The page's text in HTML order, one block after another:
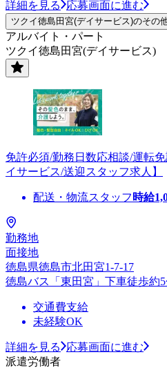
詳細を見る 応募画面に進む
ツクイ徳島田宮(デイサービス)のその
アルバイト・パート
ツクイ徳島田宮(デイサービス)
免許必須/勤務日数応相談/運転
イサービス/送迎スタッフ求人】
配送・物流スタッフ 時給
勤務地
面接地
徳島県徳島市北田宮1-7-17
徳島バス「東田宮」下車徒歩約5
交通費支給
未経験OK
詳細を見る
応募画面に進む
派遣労働者